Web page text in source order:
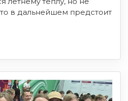
в дальнейшем предстоит